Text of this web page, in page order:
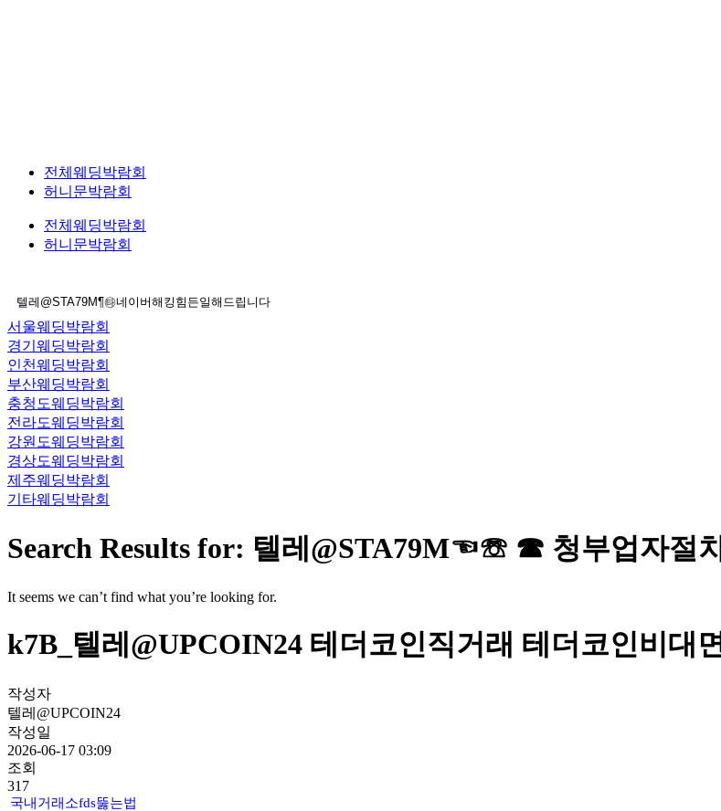
전체웨딩박람회
허니문박람회
전체웨딩박람회
허니문박람회
서울웨딩박람회
경기웨딩박람회
인천웨딩박람회
부산웨딩박람회
충청도웨딩박람회
전라도웨딩박람회
강원도웨딩박람회
경상도웨딩박람회
제주웨딩박람회
기타웨딩박람회
Search Results for: 텔레@STA79M☜☏ ☎ 청부업자절
It seems we can’t find what you’re looking for.
k7B_텔레@UPCOIN24 테더코인직거래 테더코인비대
작성자
텔레@UPCOIN24
작성일
2026-06-17 03:09
조회
317
국내거래소fds뚫는법